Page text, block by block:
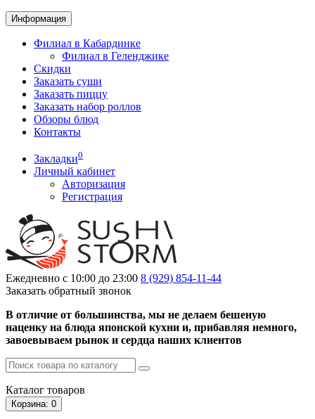
Информация
Филиал в Кабардинке
Филиал в Геленджике
Скидки
Заказать суши
Заказать пиццу
Заказать набор роллов
Обзоры блюд
Контакты
Закладки0
Личный кабинет
Авторизация
Регистрация
Ежедневно с 10:00 до 23:00 8 (929) 854-11-44
Заказать обратный звонок
В отличие от большинства, мы не делаем бешеную
наценку на блюда японской кухни и, прибавляя немного,
завоевываем рынок и сердца наших клиентов
Каталог товаров
Корзина: 0